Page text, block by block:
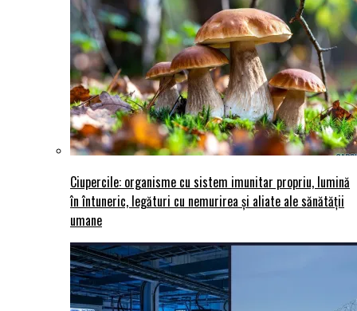
Ciupercile: organisme cu sistem imunitar propriu, lumină
în întuneric, legături cu nemurirea și aliate ale sănătății
umane